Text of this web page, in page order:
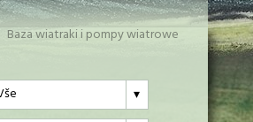
Baza wiatraki i pompy wiatrowe